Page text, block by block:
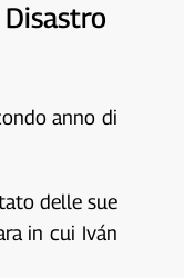
anno di
delle sue
in cui Iván